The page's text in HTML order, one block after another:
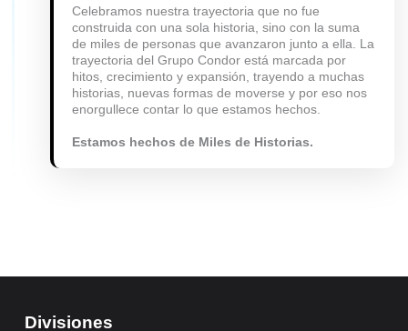
Celebramos nuestra trayectoria que no fue
construida con una sola historia, sino con la suma
de miles de personas que avanzaron junto a ella. La
trayectoria del Grupo Condor está marcada por
hitos, crecimiento y expansión, trayendo a muchas
historias, nuevas formas de moverse y por eso nos
enorgullece contar lo que estamos hechos.
Estamos hechos de Miles de Historias.
Divisiones